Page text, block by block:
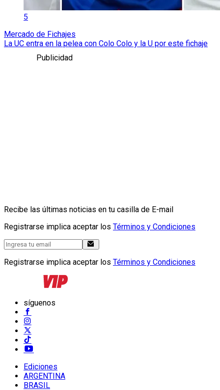
5
Mercado de Fichajes
La UC entra en la pelea con Colo Colo y la U por este fichaje
Publicidad
Recibe las últimas noticias en tu casilla de E-mail
Registrarse implica aceptar los Términos y Condiciones
Registrarse implica aceptar los Términos y Condiciones
síguenos
Ediciones
ARGENTINA
BRASIL